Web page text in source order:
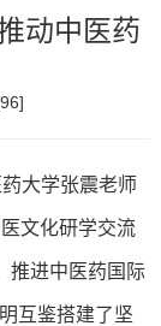
动中医药
96]
大学张震老师
文化研学交流
推进中医药国际
互鉴搭建了坚